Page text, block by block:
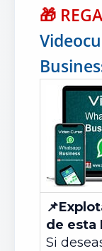
🎁
📌
de esta
Si